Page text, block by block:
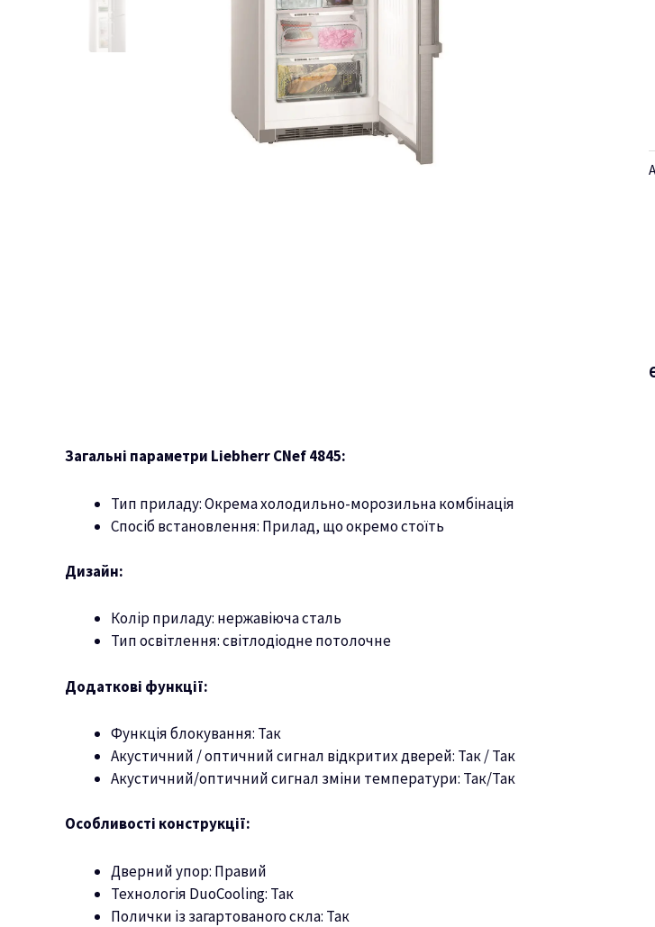
Загальні параметри Liebherr CNef 4845:
Тип приладу: Окрема холодильно-морозильна комбінація
Спосіб встановлення: Прилад, що окремо стоїть
Дизайн:
Колір приладу: нержавіюча сталь
Тип освітлення: світлодіодне потолочне
Додаткові функції:
Функція блокування: Так
Акустичний / оптичний сигнал відкритих дверей: Так / Так
Акустичний/оптичний сигнал зміни температури: Так/Так
Особливості конструкції:
Дверний упор: Правий
Технологія DuoCooling: Так
Полички із загартованого скла: Так